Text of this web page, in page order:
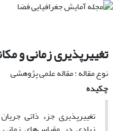
تغییرپذیری زمانی و
نوع مقاله : مقاله علمی پژوهشی
چکیده
تغییرپذیری جزء ذاتی